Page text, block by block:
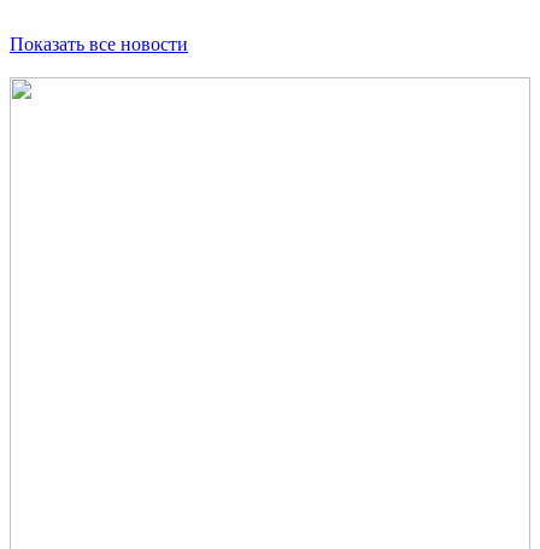
Показать все новости